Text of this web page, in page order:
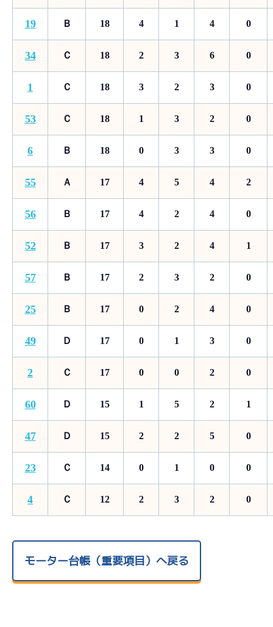
19 Ｂ 18 4 1 4 0
34 Ｃ 18 2 3 6 0
1 Ｃ 18 3 2 3 0
53 Ｃ 18 1 3 2 0
6 Ｂ 18 0 3 3 0
55 Ａ 17 4 5 4 2
56 Ｂ 17 4 2 4 0
52 Ｂ 17 3 2 4 1
57 Ｂ 17 2 3 2 0
25 Ｂ 17 0 2 4 0
49 Ｄ 17 0 1 3 0
2 Ｃ 17 0 0 2 0
60 Ｄ 15 1 5 2 1
47 Ｄ 15 2 2 5 0
23 Ｃ 14 0 1 0 0
4 Ｃ 12 2 3 2 0
モーター台帳（重要項目）へ戻る